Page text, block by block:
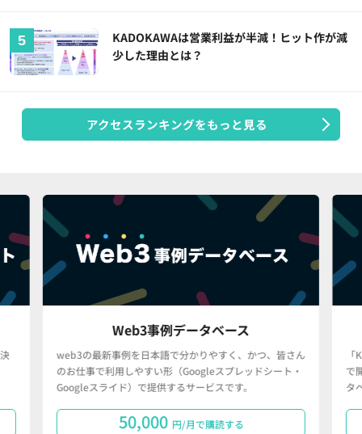
KADOKAWAは営業利益が半減！ヒット作が減
少した理由とは？
アクセスランキングをもっと見る
Web3事例データベース
web3の最新事例を日本語で分かりやすく、かつ、皆さん
のお仕事で利用しやすい形（Googleスプレッドシート・
Googleスライド）で提供するサービスです。
50,000 円/月で購読する
で
タ